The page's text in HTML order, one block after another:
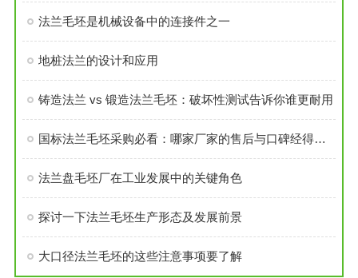
法兰毛坯是机械设备中的连接件之一
地桩法兰的设计和应用
铸造法兰 vs 锻造法兰毛坯：破坏性测试告诉你谁更耐用
国标法兰毛坯采购必看：哪家厂家的售后与口碑经得起考验？
法兰盘毛坯厂在工业发展中的关键角色
探讨一下法兰毛坯生产形态及发展前景
大口径法兰毛坯的这些注意事项要了解